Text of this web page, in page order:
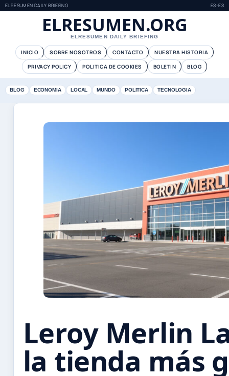
ELRESUMEN DAILY BRIEFING ES-ES
ELRESUMEN.ORG
ELRESUMEN DAILY BRIEFING
INICIO SOBRE NOSOTROS CONTACTO
NUESTRA HISTORIA
PRIVACY POLICY
POLITICA DE COOKIES BOLETIN BLOG
BLOG ECONOMIA LOCAL MUNDO POLITICA TECNOLOGIA
Leroy Merlin
la tienda más